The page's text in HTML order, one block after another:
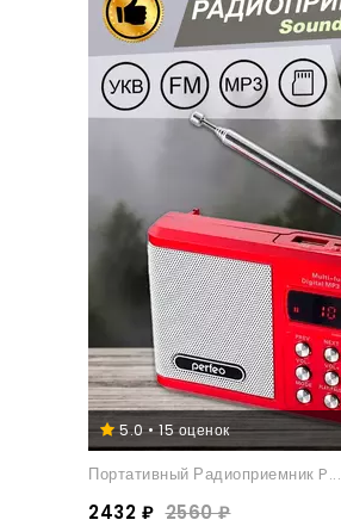
5.0 • 15 оценок
Портативный Радиоприемник P...
2432 ₽ 2560 ₽